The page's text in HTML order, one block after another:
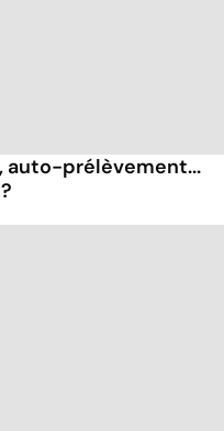
auto-prélèvement...